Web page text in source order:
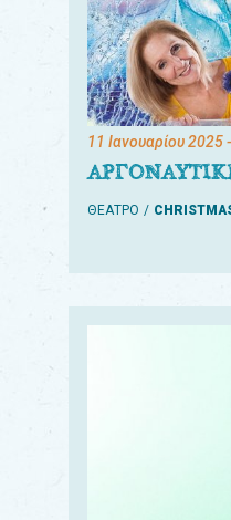
11 Ιανουαρίου 2025
ΘΕΑΤΡΟ